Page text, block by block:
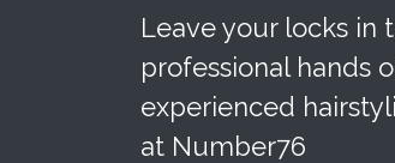
Leave your locks in
professional hands
experienced
at Number76